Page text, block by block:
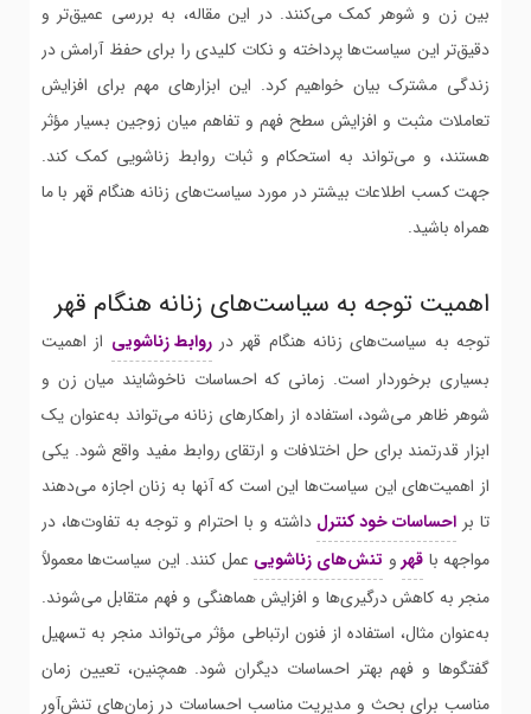
بین زن و شوهر کمک می‌کنند. در این مقاله، به بررسی عمیق‌تر و
دقیق‌تر این سیاست‌ها پرداخته و نکات کلیدی را برای حفظ آرامش در
زندگی مشترک بیان خواهیم کرد. این ابزارهای مهم برای افزایش
تعاملات مثبت و افزایش سطح فهم و تفاهم میان زوجین بسیار مؤثر
هستند، و می‌تواند به استحکام و ثبات روابط زناشویی کمک کند.
جهت کسب اطلاعات بیشتر در مورد سیاست‌های زنانه هنگام قهر با ما
همراه باشید.
اهمیت توجه به سیاست‌های زنانه هنگام قهر
توجه به سیاست‌های زنانه هنگام قهر درروابط زناشویی از اهمیت
بسیاری برخوردار است. زمانی که احساسات ناخوشایند میان زن و
شوهر ظاهر می‌شود، استفاده از راهکارهای زنانه می‌تواند به‌عنوان یک
ابزار قدرتمند برای حل اختلافات و ارتقای روابط مفید واقع شود. یکی
از اهمیت‌های این سیاست‌ها این است که آنها به زنان اجازه می‌دهند
تا بر احساسات خود کنترل داشته و با احترام و توجه به تفاوت‌ها، در
مواجهه با قهرو تنش‌های زناشویی عمل کنند. این سیاست‌ها معمولاً
منجر به کاهش درگیری‌ها و افزایش هماهنگی و فهم متقابل می‌شوند.
به‌عنوان مثال، استفاده از فنون ارتباطی مؤثر می‌تواند منجر به تسهیل
گفتگوها و فهم بهتر احساسات دیگران شود. همچنین، تعیین زمان
مناسب برای بحث و مدیریت مناسب احساسات در زمان‌های تنش‌آور